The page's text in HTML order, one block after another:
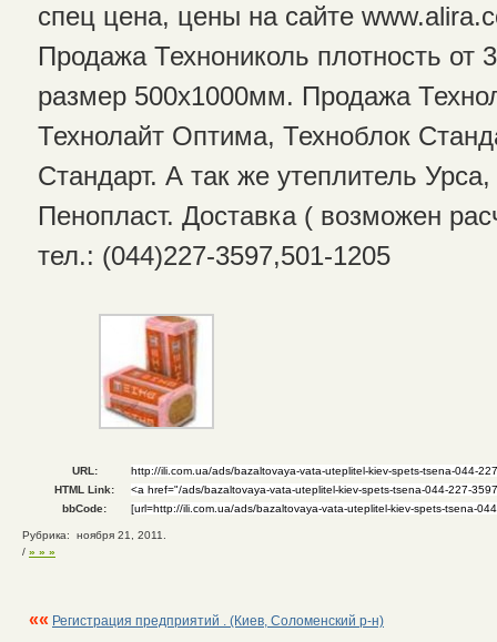
спец цена, цены на сайте
Продажа Технониколь плотность от
размер 500х1000мм. Продажа
Технолайт Оптима, Техноблок
Стандарт. А так же утеплитель
Пенопласт. Доставка ( возможен
тел.: (044)227-3597,501-1205
URL:
HTML Link:
bbCode:
Рубрика: ноября 21, 2011.
/ » » »
«« Регистрация предприятий . (Киев, Соломенский р-н)